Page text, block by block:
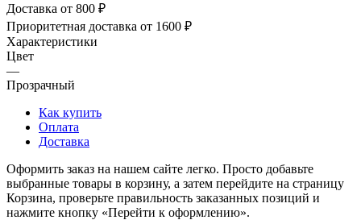
Доставка от 800 ₽
Приоритетная доставка от 1600 ₽
Характеристики
Цвет
—
Прозрачный
Как купить
Оплата
Доставка
Оформить заказ на нашем сайте легко. Просто добавьте
выбранные товары в корзину, а затем перейдите на страницу
Корзина, проверьте правильность заказанных позиций и
нажмите кнопку «Перейти к оформлению».